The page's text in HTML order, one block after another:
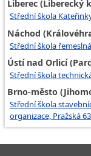
Liberec (Liberecký
Střední škola
Náchod
Střední škola
Ústí nad Orlicí
Střední škola
Brno-město
Střední škola
organizace, Pražská